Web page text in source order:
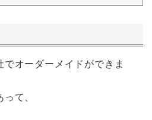
オーダーメイドができま
て、